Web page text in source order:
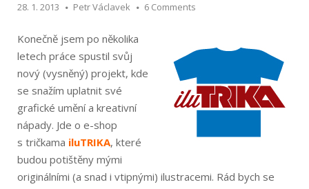
28. 1. 2013 Petr Václavek 6 Comments
Konečně jsem po několika
letech práce spustil svůj
nový (vysněný) projekt, kde
se snažím uplatnit své
grafické umění a kreativní
nápady. Jde o e-shop
s tričkama iluTRIKA, které
budou potištěny mými
originálními (a snad i vtipnými) ilustracemi. Rád bych se